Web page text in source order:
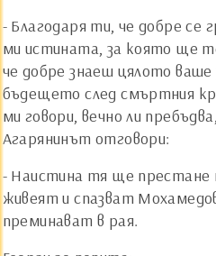
- Благодаря ти, че добре се
ми истината, за която ще
че добре знаеш цялото ваше
бъдещето след смъртния
ми говори, вечно ли
Агарянинът отговори:
- Наистина тя ще престане
живеят и спазват
преминават в рая.